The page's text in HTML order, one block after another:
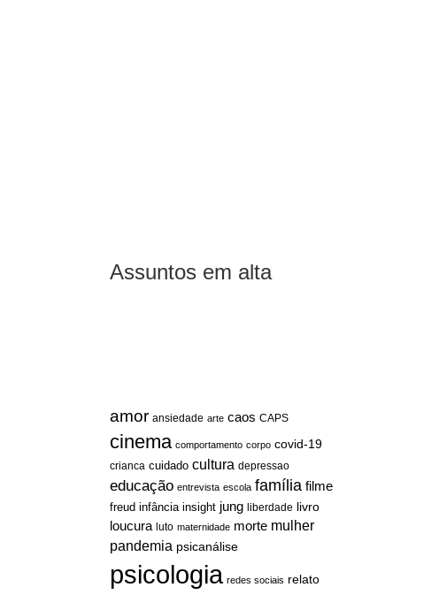
Assuntos em alta
amor ansiedade arte caos CAPS
cinema comportamento corpo covid-19
crianca cuidado cultura depressao
educação entrevista escola família filme
freud infância insight jung liberdade livro
loucura luto maternidade morte mulher
pandemia psicanálise
psicologia redes sociais relato